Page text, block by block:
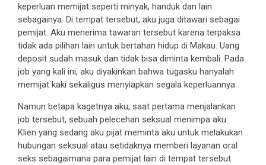
keperluan memijat seperti minyak, handuk dan lain
sebagainya. Di tempat tersebut, aku juga ditawari sebagai
pemijat. Aku menerima tawaran tersebut karena terpaksa
tidak ada pilihan lain untuk bertahan hidup di Makau. Uang
deposit sudah masuk dan tidak bisa diminta kembali. Pada
job yang kali ini, aku diyakinkan bahwa tugasku hanyalah
memijat kaki sekaligus menyiapkan segala keperluannya.
Namun betapa kagetnya aku, saat pertama menjalankan
job tersebut, sebuah pelecehan seksual menimpa aku.
Klien yang sedang aku pijat meminta aku untuk melakukan
hubungan seksual atau setidaknya memberi layanan oral
seks sebagaimana para pemijat lain di tempat tersebut.